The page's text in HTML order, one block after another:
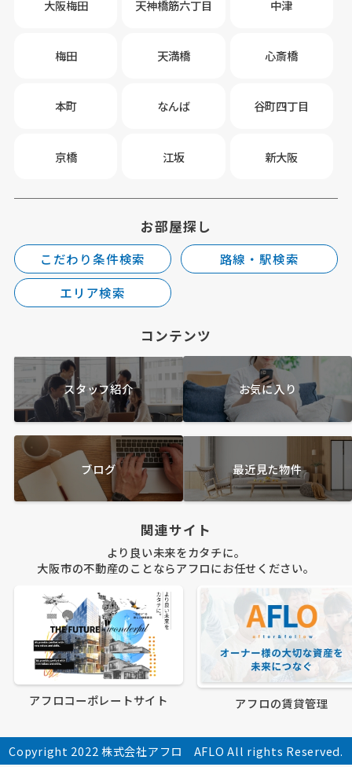
大阪梅田 天神橋筋六丁目 中津
梅田 天満橋 心斎橋
本町 なんば 谷町四丁目
京橋 江坂 新大阪
お部屋探し
こだわり条件検索
路線・駅検索
エリア検索
コンテンツ
スタッフ紹介 お気に入り
ブログ 最近見た物件
関連サイト
より良い未来をカタチに。
大阪市の不動産のことならアフロにお任せください。
アフロコーポレートサイト アフロの賃貸管理
Copyright 2022 株式会社アフロ AFLO All rights Reserved.